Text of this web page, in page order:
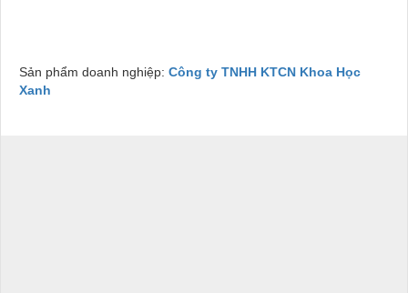
Sản phẩm doanh nghiệp: Công ty TNHH KTCN Khoa Học
Xanh